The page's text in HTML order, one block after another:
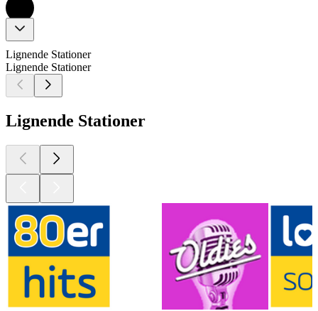
Lignende Stationer
Lignende Stationer
Lignende Stationer